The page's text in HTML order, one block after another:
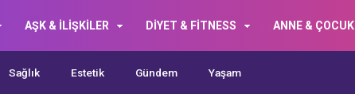
AŞK & İLİŞKİLER DİYET & FİTNESS ANNE & ÇOCUK
Sağlık Estetik Gündem Yaşam